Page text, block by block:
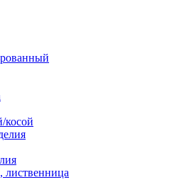
косой
лиственница